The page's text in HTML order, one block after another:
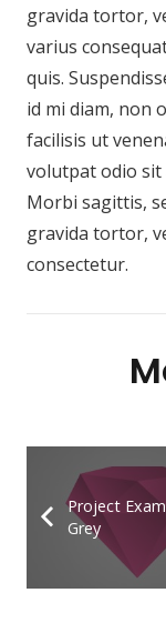
gravida tortor,
varius
quis.
id mi diam, non
facilisis ut
volutpat odio sit
Morbi sagittis,
gravida tortor,
consectetur.
Project
Grey